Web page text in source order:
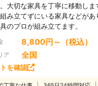
大切な家具を丁寧に移動し
み立てずにいる家具などが
のプロが組み立てます。
8,800円～（税込）
ア 全国
を確認